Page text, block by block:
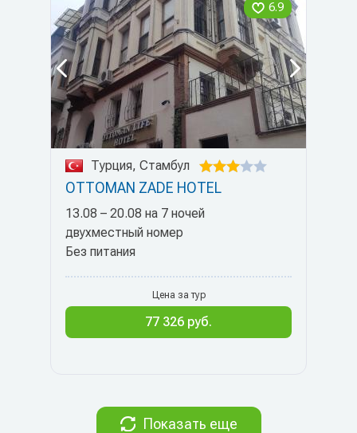
6.9
Турция, Стамбул
OTTOMAN ZADE HOTEL
13.08 – 20.08 на 7 ночей
двухместный номер
Без питания
Цена за тур
77 326 руб.
Показать еще